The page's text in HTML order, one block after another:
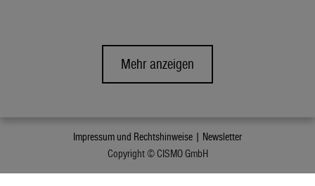
Mehr anzeigen
Impressum und Rechtshinweise | Newsletter
Copyright © CISMO GmbH